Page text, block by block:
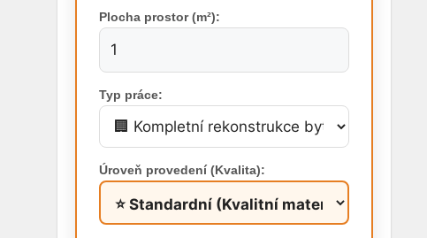
Plocha prostor (m²):
Typ práce:
Úroveň provedení (Kvalita):